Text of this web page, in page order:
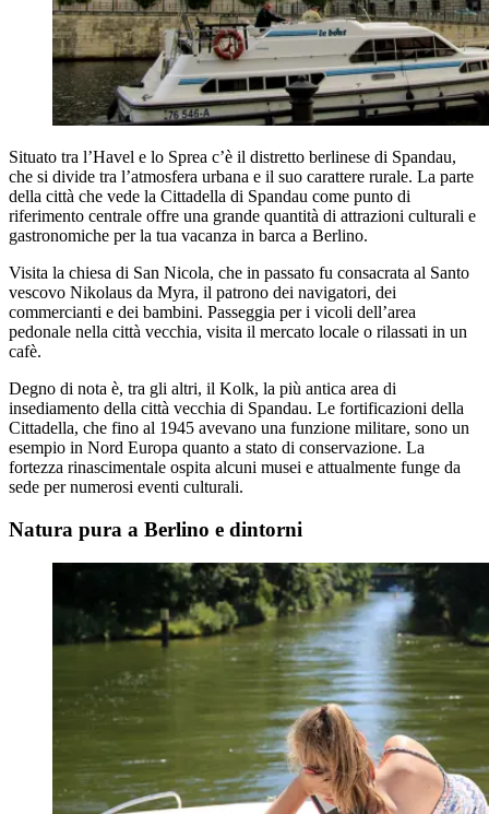
Situato tra l’Havel e lo Sprea c’è il distretto berlinese di Spandau,
che si divide tra l’atmosfera urbana e il suo carattere rurale. La parte
della città che vede la Cittadella di Spandau come punto di
riferimento centrale offre una grande quantità di attrazioni culturali e
gastronomiche per la tua vacanza in barca a Berlino.
Visita la chiesa di San Nicola, che in passato fu consacrata al Santo
vescovo Nikolaus da Myra, il patrono dei navigatori, dei
commercianti e dei bambini. Passeggia per i vicoli dell’area
pedonale nella città vecchia, visita il mercato locale o rilassati in un
cafè.
Degno di nota è, tra gli altri, il Kolk, la più antica area di
insediamento della città vecchia di Spandau. Le fortificazioni della
Cittadella, che fino al 1945 avevano una funzione militare, sono un
esempio in Nord Europa quanto a stato di conservazione. La
fortezza rinascimentale ospita alcuni musei e attualmente funge da
sede per numerosi eventi culturali.
Natura pura a Berlino e dintorni